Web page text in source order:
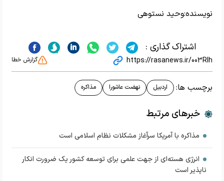
نویسنده:وحید نستوهی
اشتراک گذاری :
https://rasanews.ir/003RIh گزارش خطا
برچسب ها: اردبیل نهضت عاشورا مذاکره
خبرهای مرتبط
مذاکره با آمریکا سرآغاز مشکلات نظام اسلامی است
انرژی هسته‌ای از جهت علمی برای توسعه کشور یک ضرورت انکار
ناپذیر است